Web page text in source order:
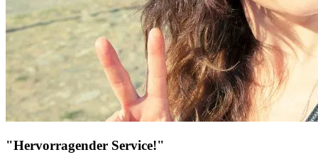
"Hervorragender Service!"